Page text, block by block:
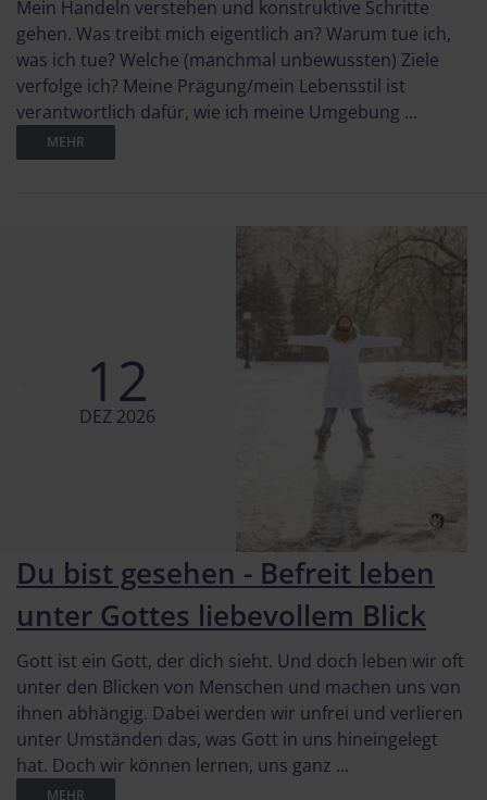
Mein Handeln verstehen und konstruktive Schritte
gehen. Was treibt mich eigentlich an? Warum tue ich,
was ich tue? Welche (manchmal unbewussten) Ziele
verfolge ich? Meine Prägung/mein Lebensstil ist
verantwortlich dafür, wie ich meine Umgebung ...
MEHR
12
DEZ 2026
Du bist gesehen - Befreit leben
unter Gottes liebevollem Blick
Gott ist ein Gott, der dich sieht. Und doch leben wir oft
unter den Blicken von Menschen und machen uns von
ihnen abhängig. Dabei werden wir unfrei und verlieren
unter Umständen das, was Gott in uns hineingelegt
hat. Doch wir können lernen, uns ganz ...
MEHR